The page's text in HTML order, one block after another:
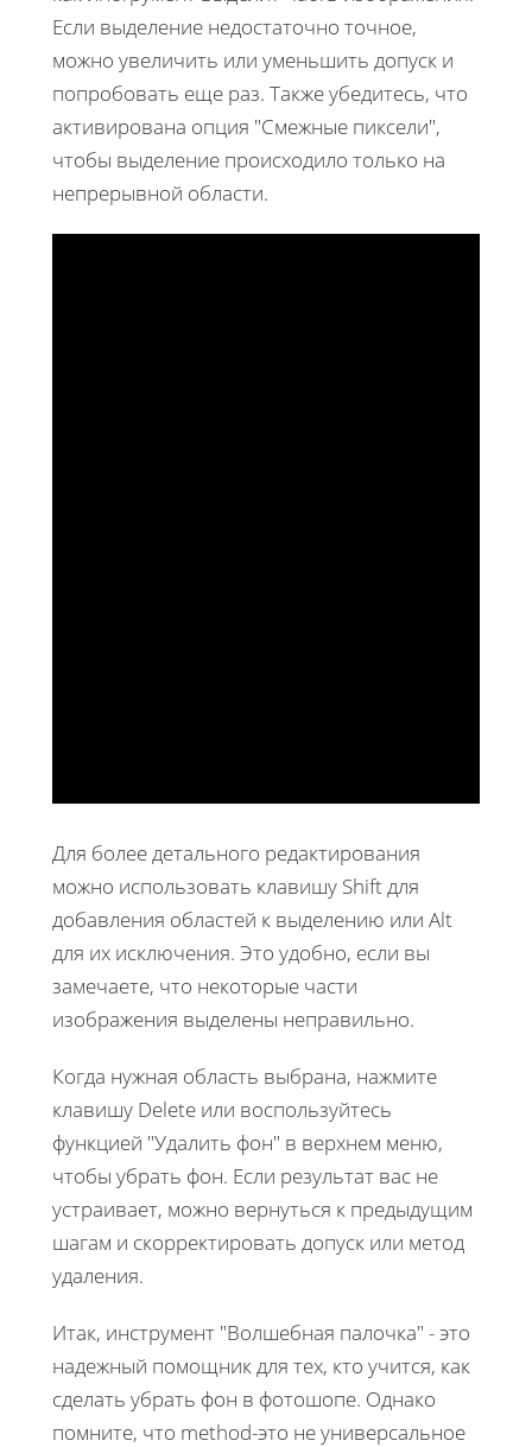
Если выделение недостаточно точное,
можно увеличить или уменьшить допуск и
попробовать еще раз. Также убедитесь, что
активирована опция "Смежные пиксели",
чтобы выделение происходило только на
непрерывной области.
Для более детального редактирования
можно использовать клавишу Shift для
добавления областей к выделению или Alt
для их исключения. Это удобно, если вы
замечаете, что некоторые части
изображения выделены неправильно.
Когда нужная область выбрана, нажмите
клавишу Delete или воспользуйтесь
функцией "Удалить фон" в верхнем меню,
чтобы убрать фон. Если результат вас не
устраивает, можно вернуться к предыдущим
шагам и скорректировать допуск или метод
удаления.
Итак, инструмент "Волшебная палочка" - это
надежный помощник для тех, кто учится, как
сделать убрать фон в фотошопе. Однако
помните, что method-это не универсальное